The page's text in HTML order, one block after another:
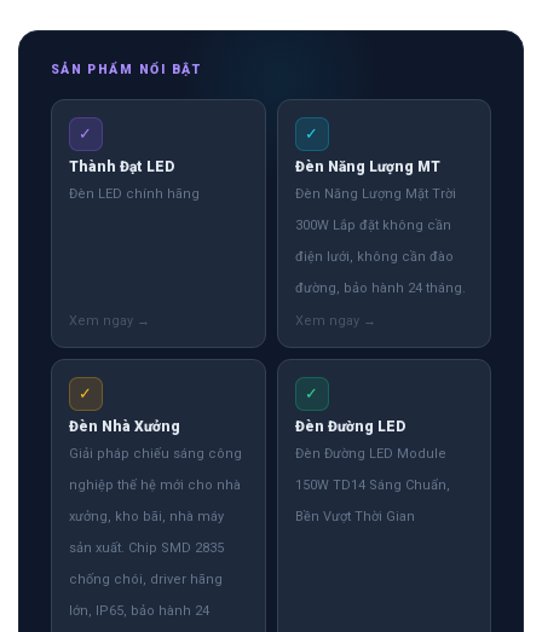
SẢN PHẨM NỔI BẬT
✓
Thành Đạt LED
Đèn LED chính hãng
✓
Đèn Năng Lượng MT
Đèn Năng Lượng Mặt Trời
300W Lắp đặt không cần
điện lưới, không cần đào
đường, bảo hành 24 tháng.
✓
Đèn Nhà Xưởng
Giải pháp chiếu sáng công
nghiệp thế hệ mới cho nhà
xưởng, kho bãi, nhà máy
sản xuất. Chip SMD 2835
chống chói, driver hãng
lớn, IP65, bảo hành 24
✓
Đèn Đường LED
Đèn Đường LED Module
150W TD14 Sáng Chuẩn,
Bền Vượt Thời Gian